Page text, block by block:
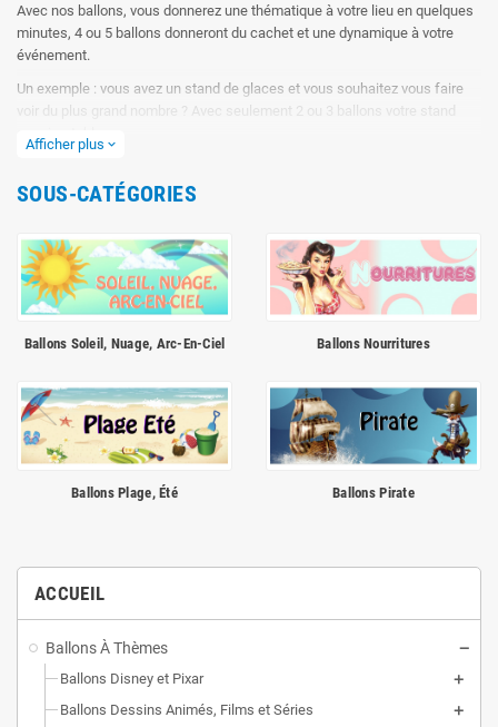
ACCUEIL
Ballons À Thèmes
Ballons Disney et Pixar
Ballons Dessins Animés, Films et Séries
Avec nos ballons, vous donnerez une thématique à votre lieu en quelques
minutes, 4 ou 5 ballons donneront du cachet et une dynamique à votre
événement.
Un exemple : vous avez un stand de glaces et vous souhaitez vous faire
voir du plus grand nombre ? Avec seulement 2 ou 3 ballons votre stand
nos ballons pourront être regonflés 10 à 20 fois sur plusieurs années sans
Afficher plus expand_more
SOUS-CATÉGORIES
Ballons Soleil, Nuage, Arc-En-Ciel Ballons Nourritures
Ballons Plage, Été Ballons Pirate